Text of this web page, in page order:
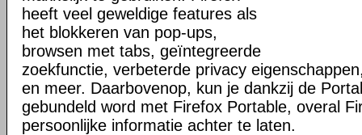
heeft veel geweldige features als
het blokkeren van pop-ups,
browsen met tabs, geïntegreerde
zoekfunctie, verbeterde privacy
en meer. Daarbovenop, kun je dankzij de
gebundeld word met Firefox Portable, overal
persoonlijke informatie achter te laten.